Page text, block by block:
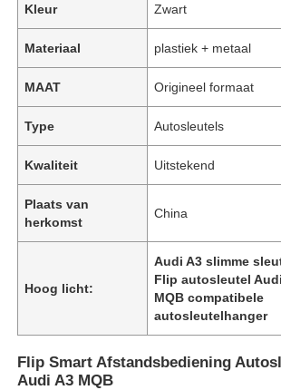
Kleur Zwart
Materiaal plastiek + metaal
MAAT Origineel formaat
Type Autosleutels
Kwaliteit Uitstekend
Plaats van
herkomst
China
Hoog licht:
Audi A3 slimme
Flip autosleutel Audi
MQB compatibele
autosleutelhanger
Flip Smart Afstandsbediening
Audi A3 MQB